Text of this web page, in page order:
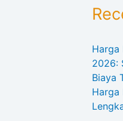
Harga
2026:
Biaya
Harga